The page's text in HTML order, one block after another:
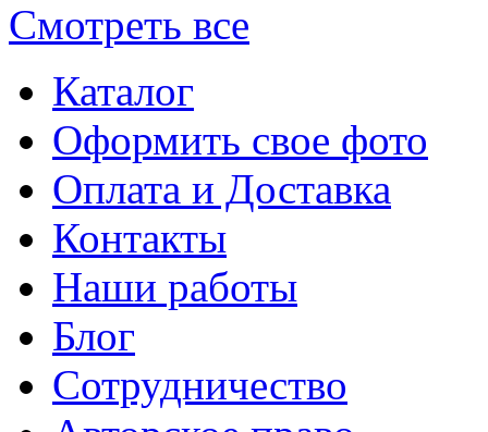
Смотреть все
Каталог
Оформить свое фото
Оплата и Доставка
Контакты
Наши работы
Блог
Сотрудничество